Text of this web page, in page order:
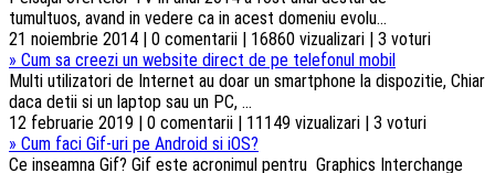
tumultuos, avand in vedere ca in acest domeniu evolu...
21 noiembrie 2014 | 0 comentarii | 16860 vizualizari | 3 voturi
» Cum sa creezi un website direct de pe telefonul mobil
Multi utilizatori de Internet au doar un smartphone la dispozitie, Chiar
daca detii si un laptop sau un PC, ...
12 februarie 2019 | 0 comentarii | 11149 vizualizari | 3 voturi
» Cum faci Gif-uri pe Android si iOS?
Ce inseamna Gif? Gif este acronimul pentru Graphics Interchange